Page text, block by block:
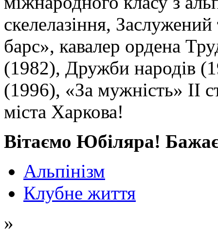
скелелазіння,
барс», кавалер ордена
(1982), Дружби народів
(1996), «За мужність» II
міста Харкова!
Вітаємо Юбіляра!
Альпінізм
Клубне життя
»